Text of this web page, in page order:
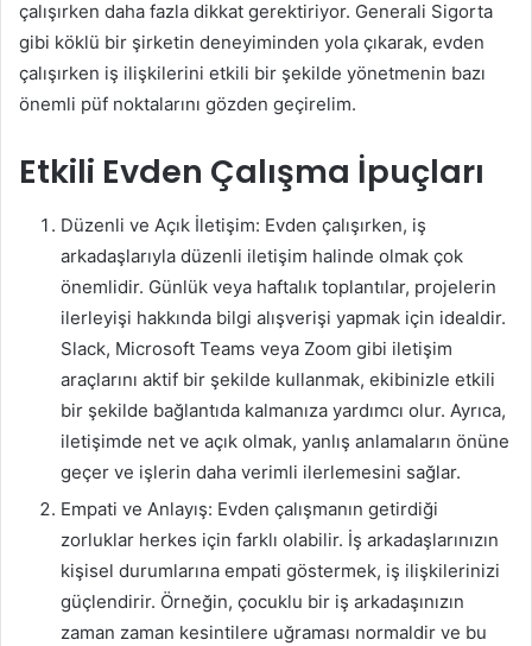
çalışırken daha fazla dikkat gerektiriyor. Generali Sigorta
gibi köklü bir şirketin deneyiminden yola çıkarak, evden
çalışırken iş ilişkilerini etkili bir şekilde yönetmenin bazı
önemli püf noktalarını gözden geçirelim.
Etkili Evden Çalışma İpuçları
Düzenli ve Açık İletişim: Evden çalışırken, iş
arkadaşlarıyla düzenli iletişim halinde olmak çok
önemlidir. Günlük veya haftalık toplantılar, projelerin
ilerleyişi hakkında bilgi alışverişi yapmak için idealdir.
Slack, Microsoft Teams veya Zoom gibi iletişim
araçlarını aktif bir şekilde kullanmak, ekibinizle etkili
bir şekilde bağlantıda kalmanıza yardımcı olur. Ayrıca,
iletişimde net ve açık olmak, yanlış anlamaların önüne
geçer ve işlerin daha verimli ilerlemesini sağlar.
Empati ve Anlayış: Evden çalışmanın getirdiği
zorluklar herkes için farklı olabilir. İş arkadaşlarınızın
kişisel durumlarına empati göstermek, iş ilişkilerinizi
güçlendirir. Örneğin, çocuklu bir iş arkadaşınızın
zaman zaman kesintilere uğraması normaldir ve bu